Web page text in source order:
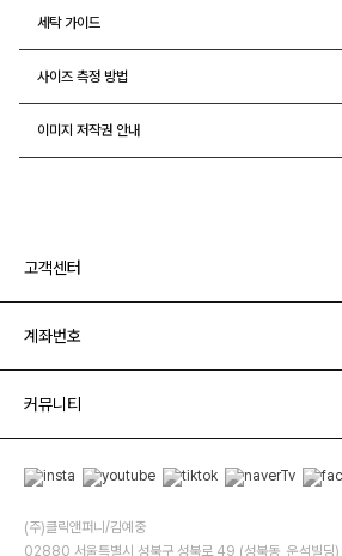
세탁 가이드
사이즈 측정 방법
이미지 저작권 안내
고객센터
계좌번호
커뮤니티
(주)클릭앤퍼니/김예중
02880 서울특별시 성북구 성북로 49 (성북동, 운석빌딩)